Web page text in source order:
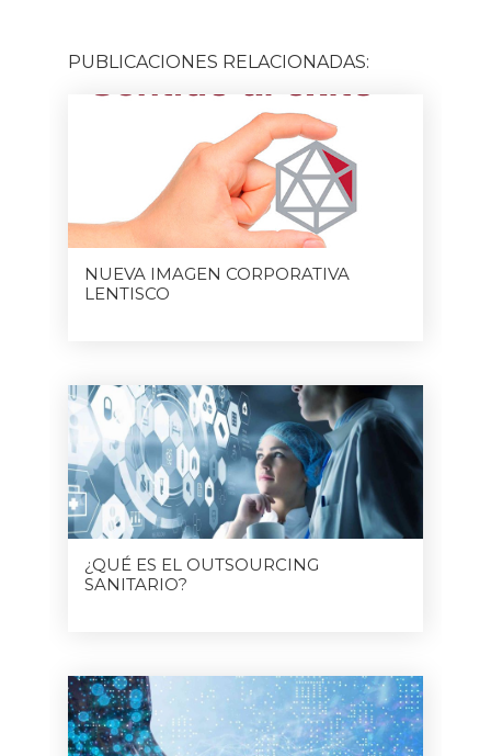
PUBLICACIONES RELACIONADAS:
NUEVA IMAGEN CORPORATIVA
LENTISCO
¿QUÉ ES EL OUTSOURCING
SANITARIO?